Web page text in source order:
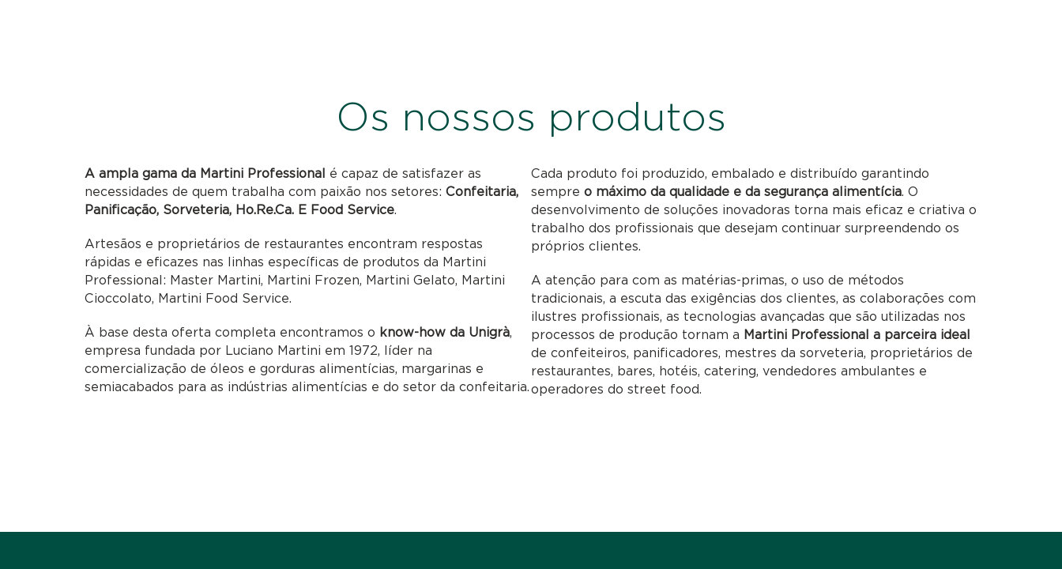
Os nossos produtos
A ampla gama da Martini Professional é capaz de satisfazer as
necessidades de quem trabalha com paixão nos setores:Confeitaria,
Panificação, Sorveteria, Ho.Re.Ca. E Food Service.
Artesãos e proprietários de restaurantes encontram respostas
rápidas e eficazes nas linhas específicas de produtos da Martini
Professional: Master Martini, Martini Frozen, Martini Gelato, Martini
Cioccolato, Martini Food Service.
À base desta oferta completa encontramos o know-how da Unigrà,
empresa fundada por Luciano Martini em 1972, líder na
comercialização de óleos e gorduras alimentícias, margarinas e
semiacabados para as indústrias alimentícias e do setor da confeitaria.
Cada produto foi produzido, embalado e distribuído garantindo
sempre o máximo da qualidade e da segurança alimentícia. O
desenvolvimento de soluções inovadoras torna mais eficaz e criativa o
trabalho dos profissionais que desejam continuar surpreendendo os
próprios clientes.
A atenção para com as matérias-primas, o uso de métodos
tradicionais, a escuta das exigências dos clientes, as colaborações com
ilustres profissionais, as tecnologias avançadas que são utilizadas nos
processos de produção tornam a Martini Professional a parceira ideal
de confeiteiros, panificadores, mestres da sorveteria, proprietários de
restaurantes, bares, hotéis, catering, vendedores ambulantes e
operadores do street food.